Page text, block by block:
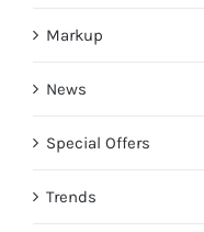
Markup
News
Special Offers
Trends